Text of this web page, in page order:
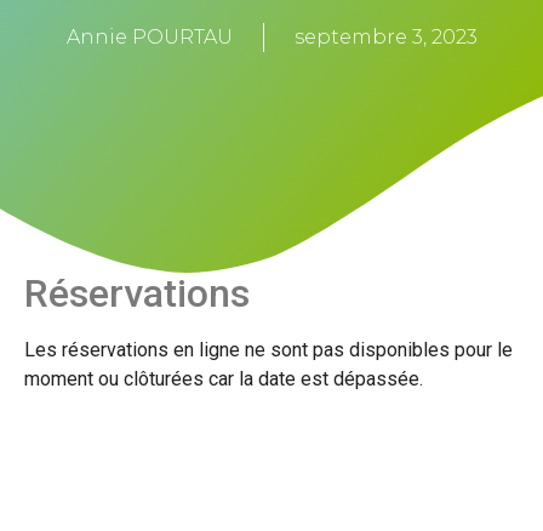
Annie POURTAU septembre 3, 2023
Réservations
Les réservations en ligne ne sont pas disponibles pour le
moment ou clôturées car la date est dépassée.